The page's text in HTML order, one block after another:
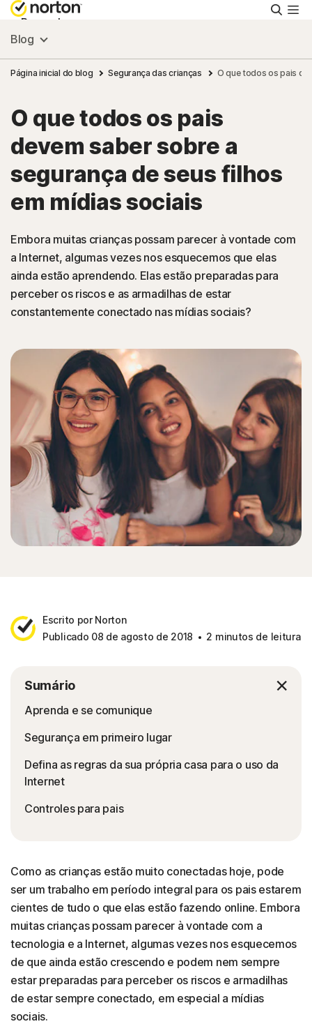
Pessoal
Pequenas empresas
Recursos
Suporte
Teste Grátis
Acessar
Blog
Página inicial do blog Segurança das crianças O que todos os pais
O que todos os pais
devem saber sobre a
segurança de seus filhos
em mídias sociais
Embora muitas crianças possam parecer à vontade com
a Internet, algumas vezes nos esquecemos que elas
ainda estão aprendendo. Elas estão preparadas para
perceber os riscos e as armadilhas de estar
constantemente conectado nas mídias sociais?
Escrito por Norton
Publicado 08 de agosto de 2018
2 minutos de leitura
Sumário
Aprenda e se comunique
Segurança em primeiro lugar
Defina as regras da sua própria casa para o uso da
Internet
Controles para pais
Como as crianças estão muito conectadas hoje, pode
ser um trabalho em período integral para os pais estarem
cientes de tudo o que elas estão fazendo online. Embora
muitas crianças possam parecer à vontade com a
tecnologia e a Internet, algumas vezes nos esquecemos
de que ainda estão crescendo e podem nem sempre
estar preparadas para perceber os riscos e armadilhas
de estar sempre conectado, em especial a mídias
sociais.